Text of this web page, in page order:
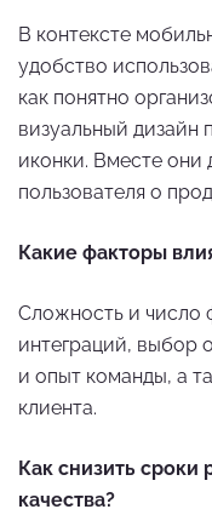
В контексте
удобство
как понятно
визуальный
иконки. Вместе
пользователя о
Какие факторы
Сложность и число
интеграций, выбор
и опыт команды, а
клиента.
Как снизить сроки
качества?